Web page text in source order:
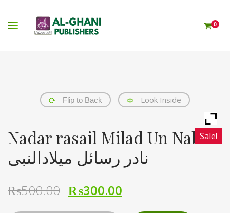
0
Flip to Back Look Inside
Sale!
Nadar rasail Milad Un Nabi
نادر رسائل میلادالنبی
₨500.00 ₨300.00